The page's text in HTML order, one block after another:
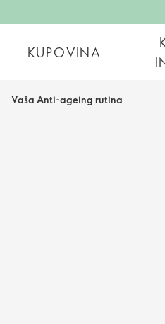
KUPOVINA
Vaša Anti-ageing rutina